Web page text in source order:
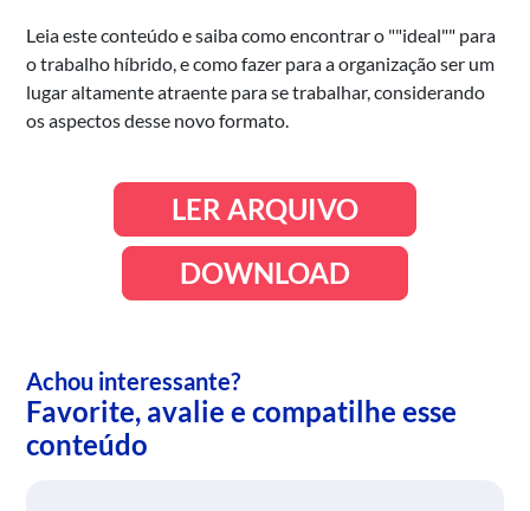
Leia este conteúdo e saiba como encontrar o ""ideal"" para
o trabalho híbrido, e como fazer para a organização ser um
lugar altamente atraente para se trabalhar, considerando
os aspectos desse novo formato.
LER ARQUIVO
DOWNLOAD
Achou interessante?
Favorite, avalie e compatilhe esse
conteúdo